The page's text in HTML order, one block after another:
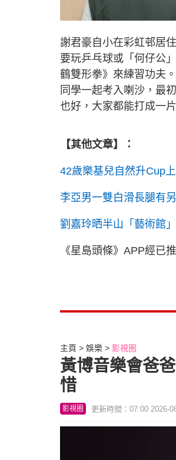
謝君豪自小在彩虹邨居
要玩乒乓球或「何仔公
鶴雙形拳》來練習功夫
同學一起考入喇沙，最
也好，大家都能打成一片
【其他文章】：
42歲樂基兒自然升Cup
李亞男一雙白滑長腿有
劉嘉玲晒半山「藝術館
《星島頭條》APP經已
主頁 娛樂 影視圈
黃博音樂會爸
惜
影視圈 更新時間：07:00 2026-